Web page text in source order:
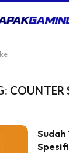
COUNTER
Sudah